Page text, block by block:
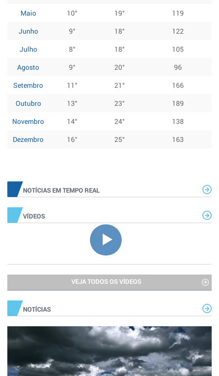
Maio
10° 19°
119
Junho
9° 18°
122
Julho
8° 18°
105
Agosto
9° 20°
96
Setembro
11° 21°
166
Outubro
13° 23°
189
Novembro
14° 24°
138
Dezembro
16° 25° 163
NOTÍCIAS EM TEMPO REAL
VÍDEOS
VEJA TODOS OS VÍDEOS
NOTÍCIAS